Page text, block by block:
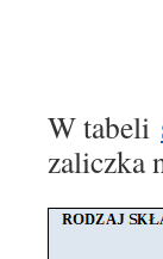
W tabeli
zaliczka